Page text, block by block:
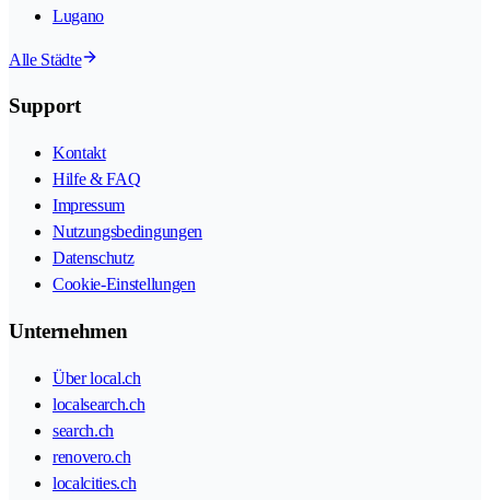
Lugano
Alle Städte
Support
Kontakt
Hilfe & FAQ
Impressum
Nutzungsbedingungen
Datenschutz
Cookie-Einstellungen
Unternehmen
Über local.ch
localsearch.ch
search.ch
renovero.ch
localcities.ch